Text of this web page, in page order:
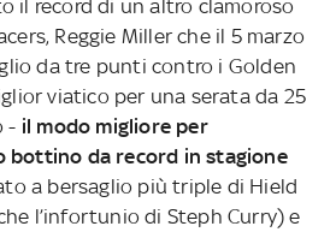
il record di un altro clamoroso
Reggie Miller che il 5 marzo
da tre punti contro i Golden
viatico per una serata da 25
- il modo migliore per
bottino da record in stagione
a bersaglio più triple di Hield
l’infortunio di Steph Curry) e